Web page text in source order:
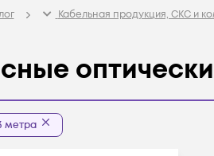
Кабельная продукция, СКС и
метра